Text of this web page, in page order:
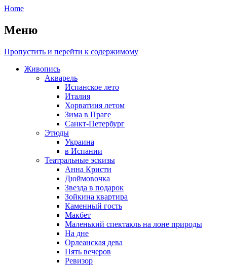
Home
Меню
Пропустить и перейти к содержимому
Живопись
Акварель
Испанское лето
Италия
Хорватиия летом
Зима в Праге
Санкт-Петербург
Этюды
Украина
в Испании
Театральные эскизы
Анна Кристи
Дюймовочка
Звезда в подарок
Зойкина квартира
Каменный гость
Макбет
Маленький спектакль на лоне природы
На дне
Орлеанская дева
Пять вечеров
Ревизор